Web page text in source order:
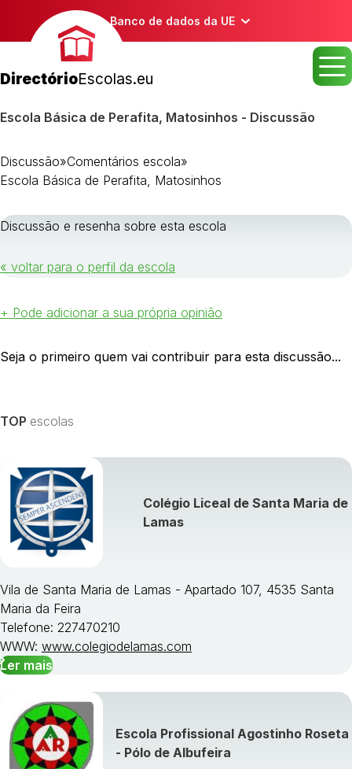
Banco de dados da UE
DirectórioEscolas.eu
Escola Básica de Perafita, Matosinhos - Discussão
Discussão»Comentários escola»
Escola Básica de Perafita, Matosinhos
Discussão e resenha sobre esta escola
« voltar para o perfil da escola
+ Pode adicionar a sua própria opinião
Seja o primeiro quem vai contribuir para esta discussão...
TOP escolas
Colégio Liceal de Santa Maria de
Lamas
Vila de Santa Maria de Lamas - Apartado 107, 4535 Santa
Maria da Feira
Telefone: 227470210
WWW: www.colegiodelamas.com
Ler mais
Escola Profissional Agostinho Roseta
- Pólo de Albufeira